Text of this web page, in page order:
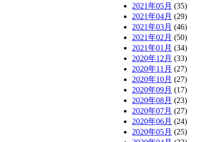
2021年05月 (35)
2021年04月 (29)
2021年03月 (46)
2021年02月 (50)
2021年01月 (34)
2020年12月 (33)
2020年11月 (27)
2020年10月 (27)
2020年09月 (17)
2020年08月 (23)
2020年07月 (27)
2020年06月 (24)
2020年05月 (25)